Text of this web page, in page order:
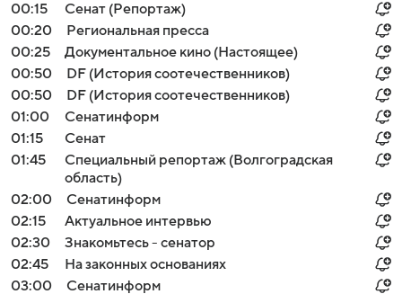
00:15
Сенат (Репортаж)
00:20
Региональная пресса
00:25
Документальное кино (Настоящее)
00:50
DF (История соотечественников)
00:50
DF (История соотечественников)
01:00
Сенатинформ
01:15
Сенат
01:45
Специальный репортаж (Волгоградская
область)
02:00
Сенатинформ
02:15
Актуальное интервью
02:30
Знакомьтесь - сенатор
02:45
На законных основаниях
03:00
Сенатинформ